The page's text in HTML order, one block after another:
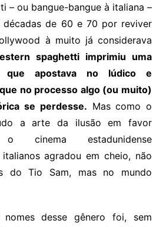
– ou bangue-bangue à italiana –
décadas de 60 e 70 por reviver
à muito já considerava
spaghetti imprimiu uma
que apostava no lúdico e
no processo algo (ou muito)
se perdesse. Mas como o
a arte da ilusão em favor
o cinema estadunidense
agradou em cheio, não
do Tio Sam, mas no mundo
desse gênero foi, sem